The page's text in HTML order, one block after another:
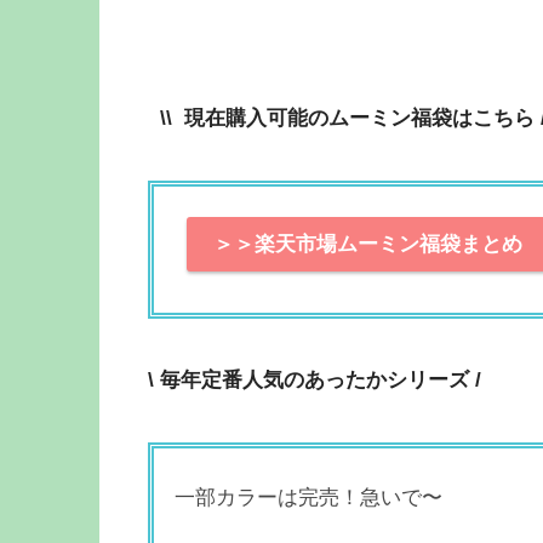
\\ 現在購入可能のムーミン福袋はこちら
＞＞楽天市場ムーミン福袋まとめ
\ 毎年定番人気のあったかシリーズ /
一部カラーは完売！急いで〜